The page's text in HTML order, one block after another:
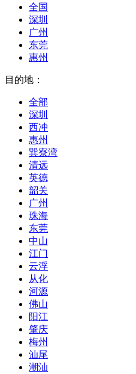
全国
深圳
广州
东莞
惠州
目的地：
全部
深圳
西冲
惠州
巽寮湾
清远
英德
韶关
广州
珠海
东莞
中山
江门
云浮
从化
河源
佛山
阳江
肇庆
梅州
汕尾
潮汕